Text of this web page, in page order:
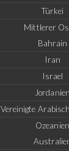
Türkei
Mittlerer
Bahrain
Iran
Israel
Jordanien
Vereinigte
Ozeanien